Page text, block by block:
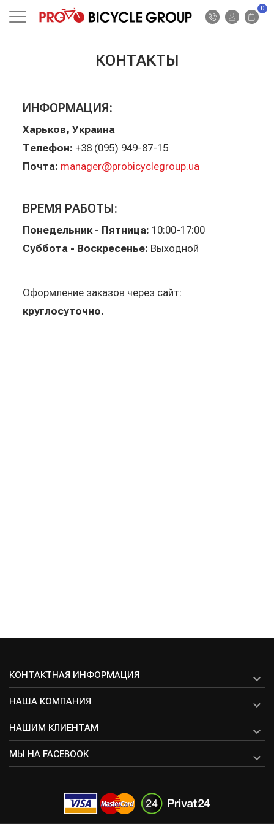
0
КОНТАКТЫ
ИНФОРМАЦИЯ:
Харьков, Украина
Телефон: +38 (095) 949-87-15
Почта: manager@probicyclegroup.ua
ВРЕМЯ РАБОТЫ:
Понедельник - Пятница: 10:00-17:00
Суббота - Воскресенье: Выходной
Оформление заказов через сайт:
круглосуточно.
КОНТАКТНАЯ ИНФОРМАЦИЯ 
НАША КОМПАНИЯ 
НАШИМ КЛИЕНТАМ 
МЫ НА FACEBOOK 